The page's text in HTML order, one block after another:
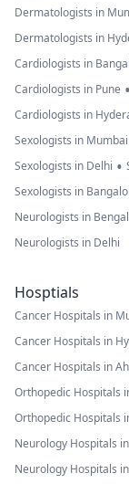
Dermatologists in
Dermatologists in
Cardiologists in
Cardiologists in Pune •
Cardiologists in
Sexologists in Mumbai
Sexologists in Delhi •
Sexologists in
Neurologists in
Neurologists in Delhi
Hosptials
Cancer Hospitals in
Cancer Hospitals in
Cancer Hospitals in
Orthopedic Hospitals
Orthopedic Hospitals
Neurology Hospitals
Neurology Hospitals